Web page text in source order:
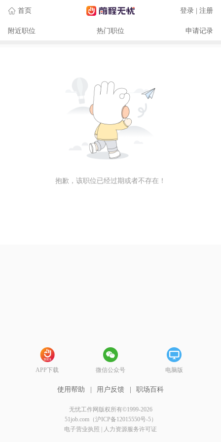
首页 登录 | 注册
附近职位 热门职位 申请记录
抱歉，该职位已经过期或者不存在！
APP下载 微信公众号 电脑版
使用帮助 用户反馈 职场百科
无忧工作网版权所有©1999-2026
51job.com（沪ICP备12015550号-5）
电子营业执照
人力资源服务许可证